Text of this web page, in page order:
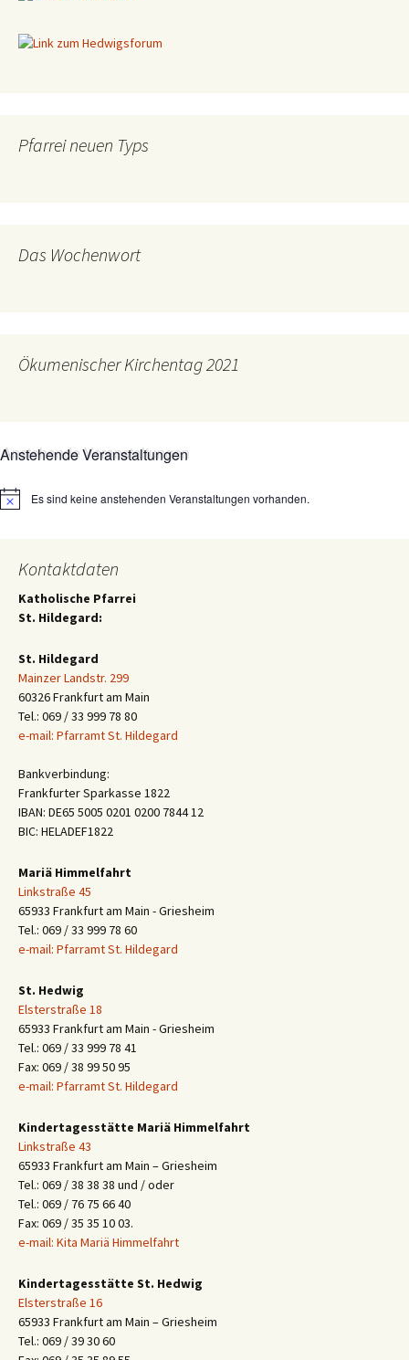
Pfarrei neuen Typs
Das Wochenwort
Ökumenischer Kirchentag 2021
Anstehende Veranstaltungen
HinweisEs sind keine anstehenden Veranstaltungen vorhanden.
Kontaktdaten
Katholische Pfarrei
St. Hildegard:
St. Hildegard
Mainzer Landstr. 299
60326 Frankfurt am Main
Tel.: 069 / 33 999 78 80
e-mail: Pfarramt St. Hildegard
Bankverbindung:
Frankfurter Sparkasse 1822
IBAN: DE65 5005 0201 0200 7844 12
BIC: HELADEF1822
Mariä Himmelfahrt
Linkstraße 45
65933 Frankfurt am Main - Griesheim
Tel.: 069 / 33 999 78 60
e-mail: Pfarramt St. Hildegard
St. Hedwig
Elsterstraße 18
65933 Frankfurt am Main - Griesheim
Tel.: 069 / 33 999 78 41
Fax: 069 / 38 99 50 95
e-mail: Pfarramt St. Hildegard
Kindertagesstätte Mariä Himmelfahrt
Linkstraße 43
65933 Frankfurt am Main – Griesheim
Tel.: 069 / 38 38 38 und / oder
Tel.: 069 / 76 75 66 40
Fax: 069 / 35 35 10 03.
e-mail: Kita Mariä Himmelfahrt
Kindertagesstätte St. Hedwig
Elsterstraße 16
65933 Frankfurt am Main – Griesheim
Tel.: 069 / 39 30 60